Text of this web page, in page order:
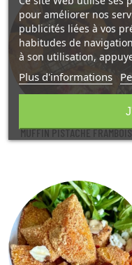
MUFFIN PISTACHE
pour améliorer nos
publicités liées à vos
habitudes de
à son utilisation,
Plus d'informations